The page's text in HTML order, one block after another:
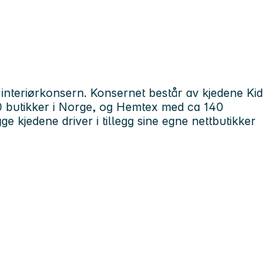
Konsernet består av kjedene Kid
i Norge, og Hemtex med ca 140
kjedene driver i tillegg sine egne nettbutikker